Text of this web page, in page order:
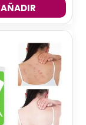
AÑADIR